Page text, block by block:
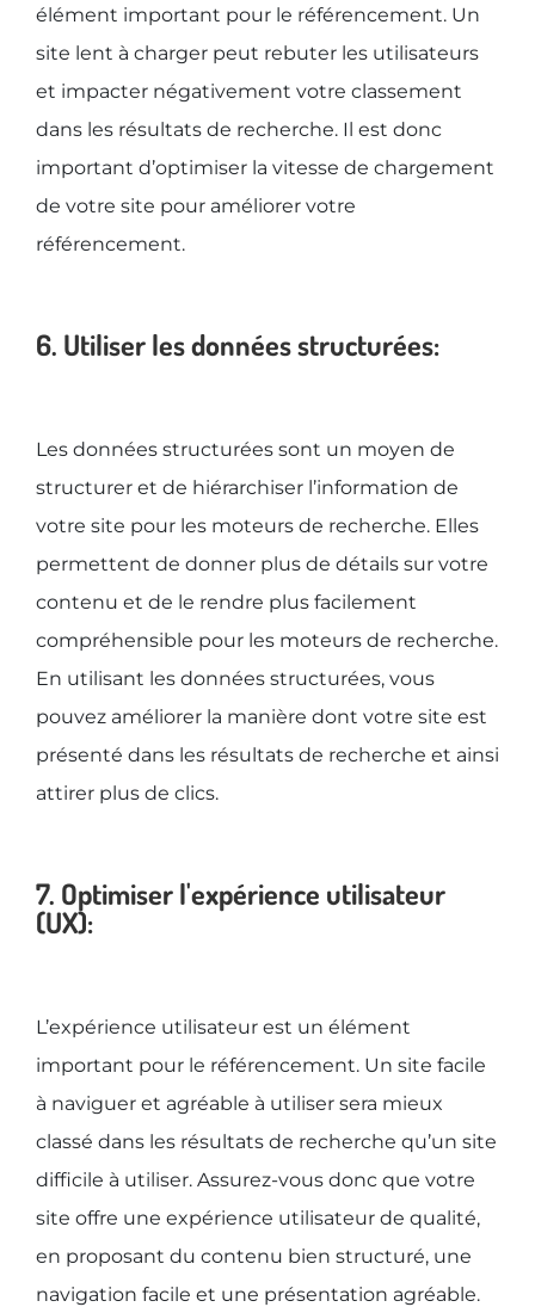
élément important pour le référencement. Un
site lent à charger peut rebuter les utilisateurs
et impacter négativement votre classement
dans les résultats de recherche. Il est donc
important d’optimiser la vitesse de chargement
de votre site pour améliorer votre
référencement.
6. Utiliser les données structurées:
Les données structurées sont un moyen de
structurer et de hiérarchiser l’information de
votre site pour les moteurs de recherche. Elles
permettent de donner plus de détails sur votre
contenu et de le rendre plus facilement
compréhensible pour les moteurs de recherche.
En utilisant les données structurées, vous
pouvez améliorer la manière dont votre site est
présenté dans les résultats de recherche et ainsi
attirer plus de clics.
7. Optimiser l'expérience utilisateur
(UX):
L’expérience utilisateur est un élément
important pour le référencement. Un site facile
à naviguer et agréable à utiliser sera mieux
classé dans les résultats de recherche qu’un site
difficile à utiliser. Assurez-vous donc que votre
site offre une expérience utilisateur de qualité,
en proposant du contenu bien structuré, une
navigation facile et une présentation agréable.